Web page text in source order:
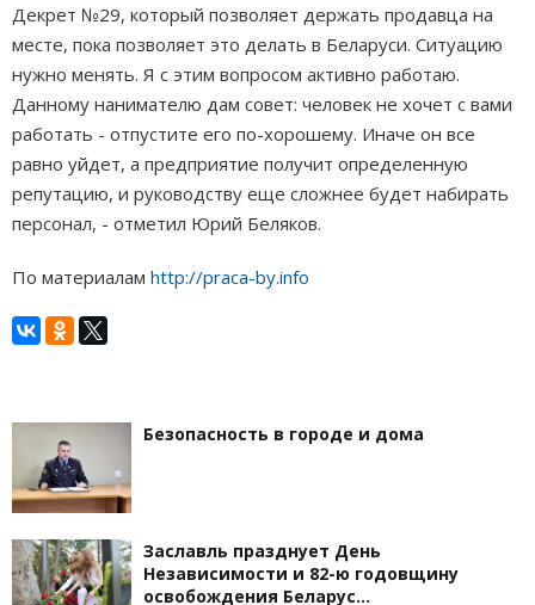
Декрет №29, который позволяет держать продавца на
месте, пока позволяет это делать в Беларуси. Ситуацию
нужно менять. Я с этим вопросом активно работаю.
Данному нанимателю дам совет: человек не хочет с вами
работать - отпустите его по-хорошему. Иначе он все
равно уйдет, а предприятие получит определенную
репутацию, и руководству еще сложнее будет набирать
персонал, - отметил Юрий Беляков.
По материалам http://praca-by.info
Безопасность в городе и дома
Заславль празднует День
Независимости и 82-ю годовщину
освобождения Беларус…